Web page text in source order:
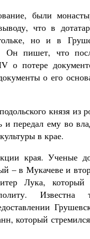
были
что в
но и в
Он пишет, что
о потере
о его
князя из
передал ему во
в крае.
края. Ученые
– в Мукачеве и
Лука, который
Известна
который
Великомученик